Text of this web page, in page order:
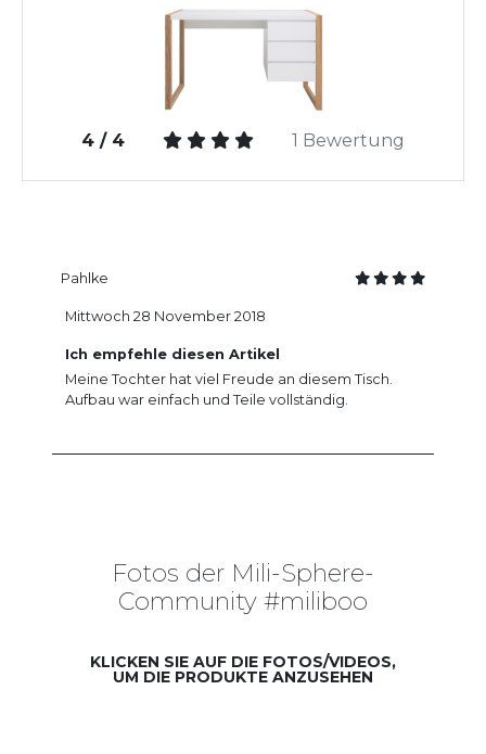
4 / 4 1 Bewertung
Pahlke
Ich empfehle diesen Artikel
Meine Tochter hat viel Freude an diesem Tisch.
Aufbau war einfach und Teile vollständig.
Mittwoch 28 November 2018
Fotos der Mili-Sphere-
Community #miliboo
KLICKEN SIE AUF DIE FOTOS/VIDEOS,
UM DIE PRODUKTE ANZUSEHEN